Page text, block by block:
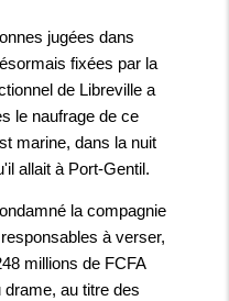
jugées dans
fixées par la
de Libreville a
le naufrage de ce
marine, dans la nuit
allait à Port-Gentil.
la compagnie
à verser,
millions de FCFA
au titre des